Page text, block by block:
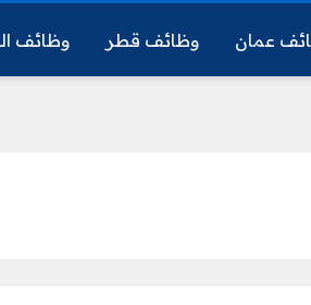
عمان وظائف قطر وظائف